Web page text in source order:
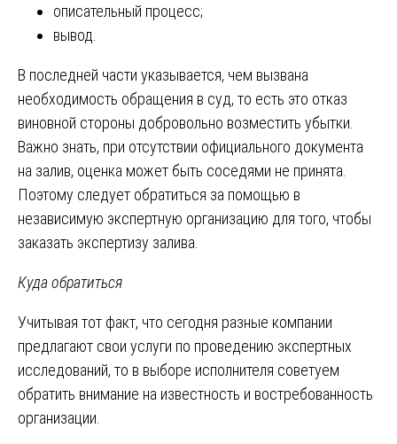
описательный процесс;
вывод.
В последней части указывается, чем вызвана
необходимость обращения в суд, то есть это отказ
виновной стороны добровольно возместить убытки.
Важно знать, при отсутствии официального документа
на залив, оценка может быть соседями не принята.
Поэтому следует обратиться за помощью в
независимую экспертную организацию для того, чтобы
заказать экспертизу залива.
Куда обратиться
Учитывая тот факт, что сегодня разные компании
предлагают свои услуги по проведению экспертных
исследований, то в выборе исполнителя советуем
обратить внимание на известность и востребованность
организации.